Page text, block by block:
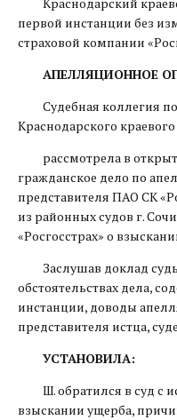
первой инстанции без
страховой компании
АПЕЛЛЯЦИОННОЕ
Судебная коллегия
Краснодарского краевого
рассмотрела в
гражданское дело по
представителя ПАО СК
из районных судов г.
«Росгосстрах» о
Заслушав доклад
обстоятельствах дела,
инстанции, доводы
представителя истца,
УСТАНОВИЛА:
Ш. обратился в суд с
взыскании ущерба,